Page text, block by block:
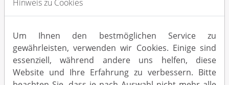
Erfahren Sie hier alles zu Ablauf und Ergebnis des
ReceptIVFity-Tests.
Hinweis zu Cookies
Um Ihnen den bestmöglichen Service zu
gewährleisten, verwenden wir Cookies. Einige sind
essenziell, während andere uns helfen, diese
Website und Ihre Erfahrung zu verbessern. Bitte